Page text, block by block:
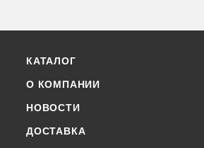
КАТАЛОГ
О КОМПАНИИ
НОВОСТИ
ДОСТАВКА